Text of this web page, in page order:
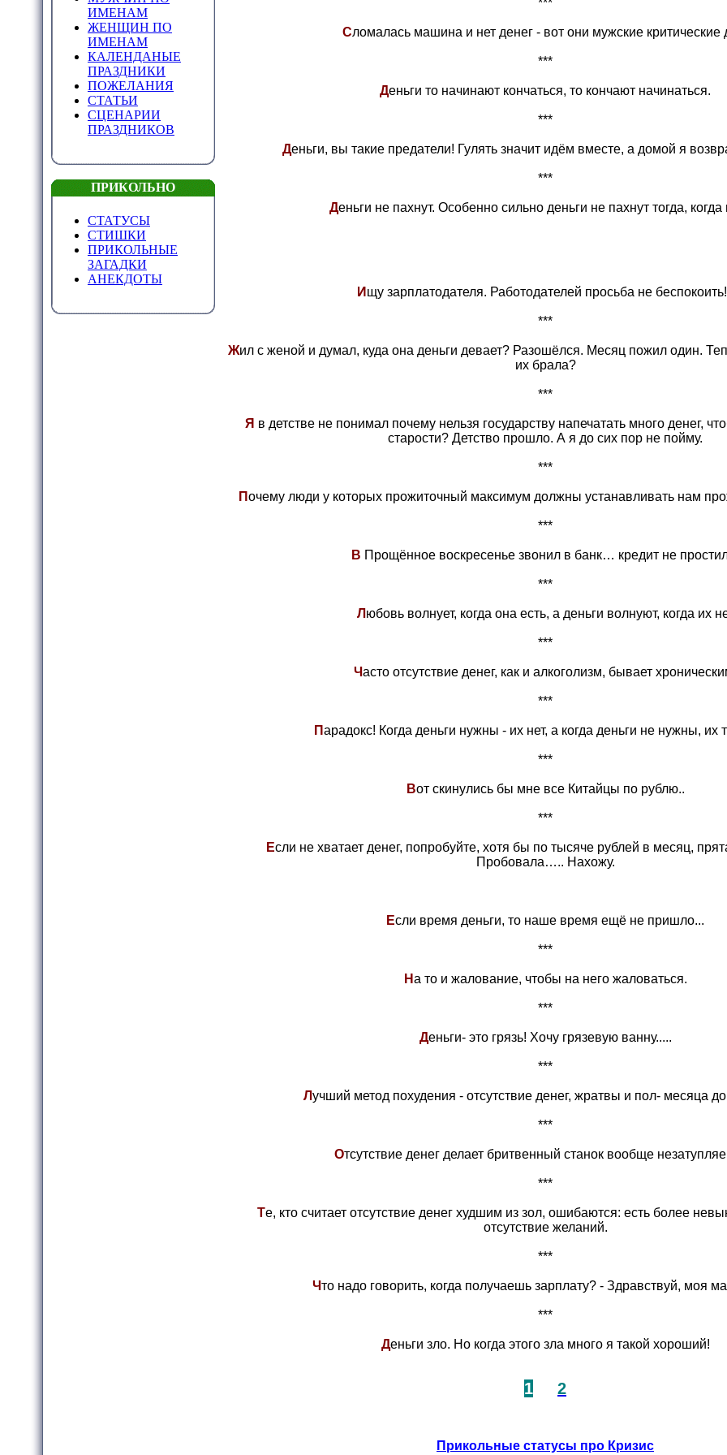
ИМЕНАМ
ЖЕНЩИН ПО
ИМЕНАМ
КАЛЕНДАНЫЕ
ПРАЗДНИКИ
ПОЖЕЛАНИЯ
СТАТЬИ
СЦЕНАРИИ
ПРАЗДНИКОВ
ПРИКОЛЬНО
СТАТУСЫ
СТИШКИ
ПРИКОЛЬНЫЕ
ЗАГАДКИ
АНЕКДОТЫ
***
Сломалась машина и нет денег - вот они мужские критические
***
Деньги то начинают кончаться, то кончают начинаться.
***
Деньги, вы такие предатели! Гулять значит идём вместе, а домой я
***
Деньги не пахнут. Особенно сильно деньги не пахнут тогда, когда
И щу зарплатодателя. Работодателей просьба не
***
Жил с женой и думал, куда она деньги девает? Разошёлся. Месяц пожил один.
их брала?
***
Я в детстве не понимал почему нельзя государству напечатать много денег,
старости? Детство прошло. А я до сих пор не пойму.
***
Почему люди у которых прожиточный максимум должны устанавливать нам
***
В Прощённое воскресенье звонил в банк… кредит не
***
Л юбовь волнует, когда она есть, а деньги волнуют, когда их
***
Часто отсутствие денег, как и алкоголизм, бывает
***
Парадокс! Когда деньги нужны - их нет, а когда деньги не нужны, их
***
Вот скинулись бы мне все Китайцы по рублю..
***
Если не хватает денег, попробуйте, хотя бы по тысяче рублей в месяц,
Пробовала….. Нахожу.
Если время деньги, то наше время ещё не пришло...
***
На то и жалование, чтобы на него жаловаться.
***
Деньги- это грязь! Хочу грязевую ванну.....
***
Лучший метод похудения - отсутствие денег, жратвы и пол- месяца
***
Отсутствие денег делает бритвенный станок вообще
***
Те, кто считает отсутствие денег худшим из зол, ошибаются: есть более
отсутствие желаний.
***
Что надо говорить, когда получаешь зарплату? - Здравствуй, моя
***
Деньги зло. Но когда этого зла много я такой хороший!
1 2
Прикольные статусы про Кризис